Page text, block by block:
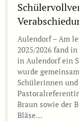
Aulendorf – Am
2025/2026 fand
in Aulendorf ein
wurde
Schülerinnen
Braun sowie der
Bläse…